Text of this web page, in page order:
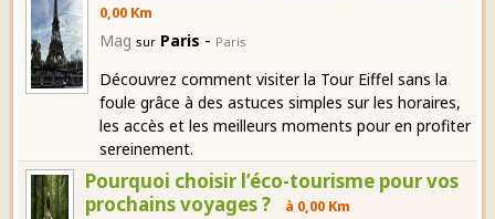
0,00 Km
Mag sur Paris - Paris
Découvrez comment visiter la Tour Eiffel sans la
foule grâce à des astuces simples sur les horaires,
les accès et les meilleurs moments pour en profiter
sereinement.
Pourquoi choisir l’éco-tourisme pour vos
prochains voyages ?
à 0,00 Km